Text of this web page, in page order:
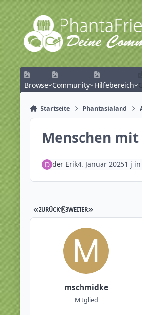
Zum Inhalt springen
Browse Community Hilfebereich
Startseite Phantasialand
Menschen
der Erik4. Januar 20251 j in
ZURÜCK123WEITER
mschmidke
Mitglied